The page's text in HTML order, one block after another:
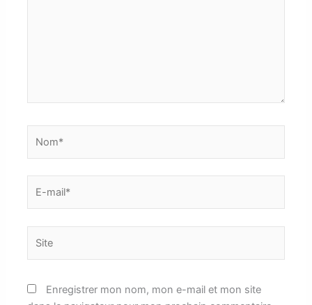
mail*
Enregistrer mon nom, mon e-mail et mon site